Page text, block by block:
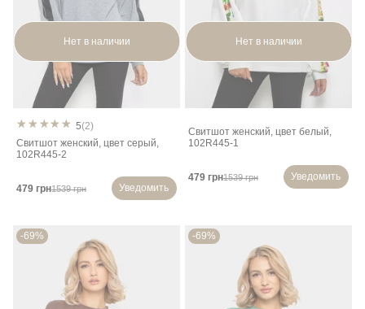
Нет в наличии
5(2)
Свитшот женский, цвет серый,
102R445-2
479 грн1539 грн Уведомить
Нет в наличии
Свитшот женский, цвет белый,
102R445-1
479 грн1539 грн Уведомить
-69% -69%